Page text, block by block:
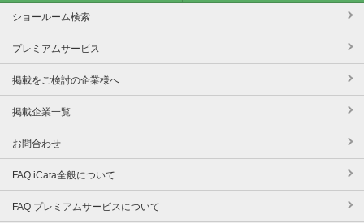
ショールーム検索
プレミアムサービス
掲載をご検討の企業様へ
掲載企業一覧
お問合わせ
FAQ iCata全般について
FAQ プレミアムサービスについて